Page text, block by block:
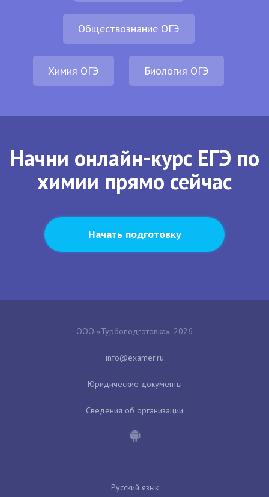
Обществознание ОГЭ
Химия ОГЭ Биология ОГЭ
Начни онлайн-курс ЕГЭ по
химии прямо сейчас
Начать подготовку
ООО «Турбоподготовка», 2026
Юридические документы
Сведения об организации
Русский язык